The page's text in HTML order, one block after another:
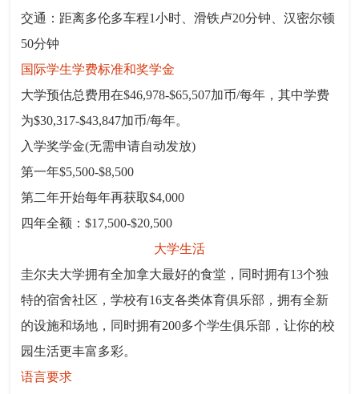
交通：距离多伦多车程1小时、滑铁卢20分钟、汉密尔顿
50分钟
国际学生学费标准和奖学金
大学预估总费用在$46,978-$65,507加币/每年，其中学费
为$30,317-$43,847加币/每年。
入学奖学金(无需申请自动发放)
第一年$5,500-$8,500
第二年开始每年再获取$4,000
四年全额：$17,500-$20,500
大学生活
圭尔夫大学拥有全加拿大最好的食堂，同时拥有13个独
特的宿舍社区，学校有16支各类体育俱乐部，拥有全新
的设施和场地，同时拥有200多个学生俱乐部，让你的校
园生活更丰富多彩。
语言要求